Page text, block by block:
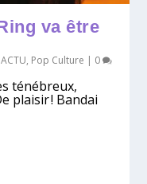
va être
, Pop Culture | 0
ténébreux,
plaisir ! Bandai